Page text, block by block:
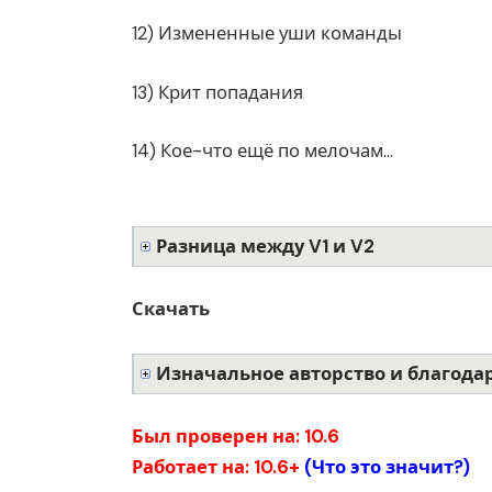
12) Измененные уши команды
13) Крит попадания
14) Кое-что ещё по мелочам…
Разница между V1 и V2
Скачать
Изначальное авторство и
Был проверен на: 10.6
Работает на: 10.6+ (Что это значит?)